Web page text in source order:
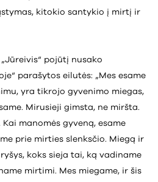
kitokio santykio į mirtį ir
pojūtį nusako
parašytos eilutės: „Mes esame
yra tikrojo gyvenimo miegas,
Mirusieji gimsta, ne miršta.
manomės gyveną, esame
prie mirties slenksčio. Miegą ir
koks sieja tai, ką vadiname
mirtimi. Mes miegame, ir šis